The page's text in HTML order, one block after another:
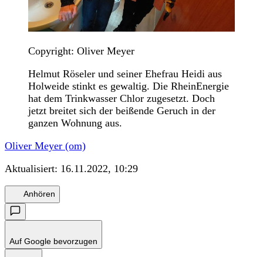
Copyright: Oliver Meyer
Helmut Röseler und seiner Ehefrau Heidi aus
Holweide stinkt es gewaltig. Die RheinEnergie
hat dem Trinkwasser Chlor zugesetzt. Doch
jetzt breitet sich der beißende Geruch in der
ganzen Wohnung aus.
Oliver Meyer (om)
Aktualisiert: 16.11.2022, 10:29
Anhören
Auf Google bevorzugen